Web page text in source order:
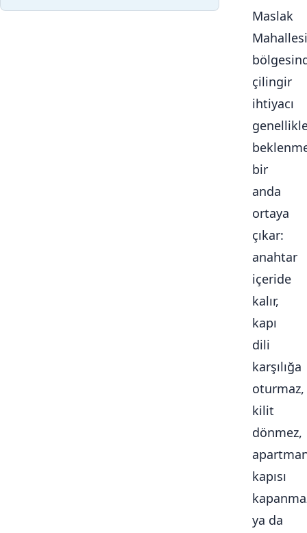
Maslak
Mahallesi
çilingir
ihtiyacı
bir
anda
ortaya
çıkar:
anahtar
içeride
kalır,
kapı
dili
karşılığa
oturmaz,
kilit
dönmez,
kapısı
ya da